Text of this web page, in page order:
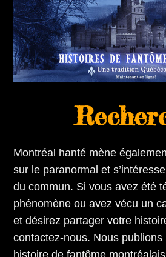
Montréal hanté mène
sur le paranormal et
du commun. Si vous avez été
phénomène ou avez vécu un
et désirez partager votre
contactez-nous. Nous publions